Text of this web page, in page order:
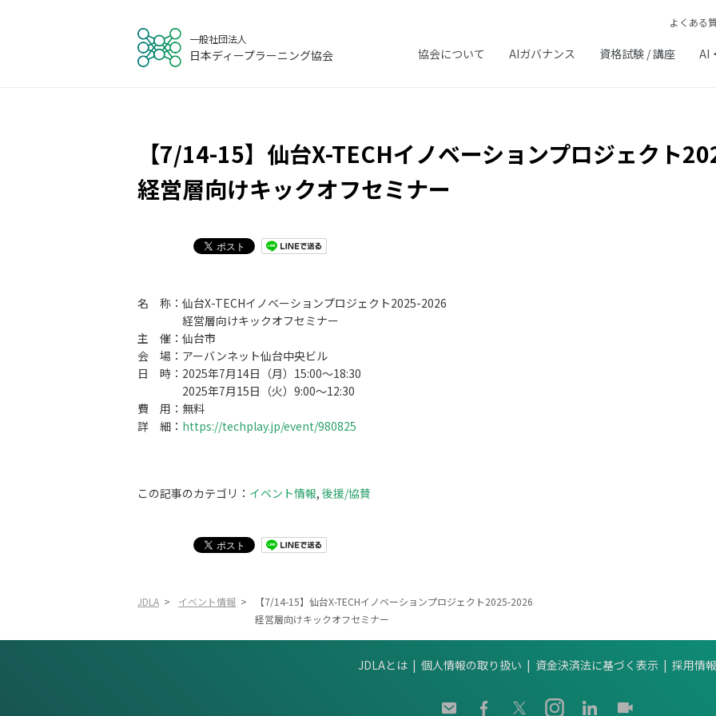
一般社団法人
日本ディープラーニング協会
よくある
協会について AIガバナンス 資格試験 / 講座 AI
【7/14-15】仙台X-TECHイノベーションプロジェクト
経営層向けキックオフセミナー
名 称：仙台X-TECHイノベーションプロジェクト2025-2026
経営層向けキックオフセミナー
主 催：仙台市
会 場：アーバンネット仙台中央ビル
日 時：2025年7月14日（月）15:00～18:30
2025年7月15日（火）9:00～12:30
費 用：無料
詳 細： https://techplay.jp/event/980825
この記事のカテゴリ： イベント情報, 後援/協賛
JDLA > イベント情報 >
【7/14-15】仙台X-TECHイノベーションプロジェクト2025-2026
経営層向けキックオフセミナー
JDLAとは 個人情報の取り扱い 資金決済法に基づく表示 採用情報